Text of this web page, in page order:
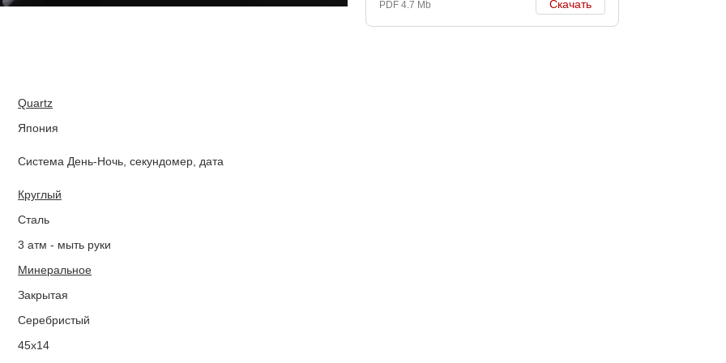
Quartz
Япония
Система День-Ночь, секундомер, дата
Круглый
Сталь
3 атм - мыть руки
Минеральное
Закрытая
Серебристый
45х14
PDF 4.7 Mb Скачать